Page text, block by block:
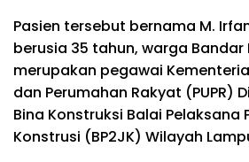
Pasien tersebut bernama M.
berusia 35 tahun, warga Bandar
merupakan pegawai
dan Perumahan Rakyat (PUPR)
Bina Konstruksi Balai Pelaksana
Konstrusi (BP2JK) Wilayah